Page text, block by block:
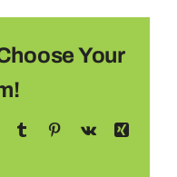
Your
Tumblr Pinterest
Vk
Xing